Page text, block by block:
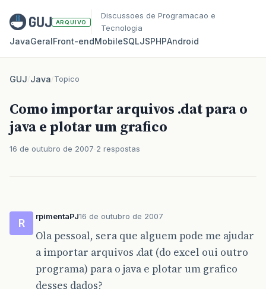
ARQUIVO
Discussoes de Programacao e
Tecnologia
JavaGeralFront‑endMobileSQLJSPHPAndroid
GUJ/Java/Topico
Como importar arquivos .dat para o
java e plotar um grafico
16 de outubro de 2007 2 respostas
R
rpimentaPJ16 de outubro de 2007
Ola pessoal, sera que alguem pode me ajudar
a importar arquivos .dat (do excel oui outro
programa) para o java e plotar um grafico
desses dados?